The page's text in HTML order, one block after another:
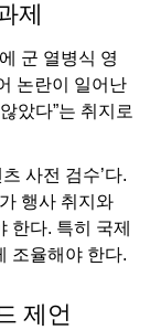
제
군 열병식 영
논란이 일어난
았다”는 취지로
사전 검수’다.
행사 취지와
한다. 특히 국제
조율해야 한다.
제언